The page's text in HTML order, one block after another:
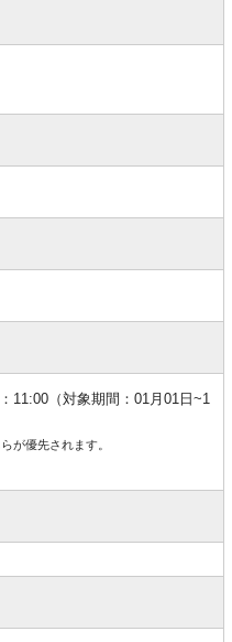
11:00（対象期間：01月01日~1
が優先されます。